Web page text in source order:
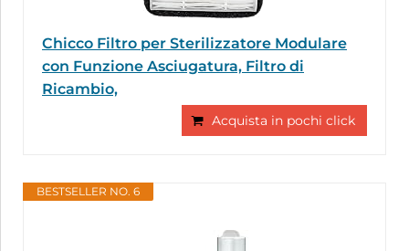
Chicco Filtro per Sterilizzatore Modulare
con Funzione Asciugatura, Filtro di
Ricambio,
Acquista in pochi click
BESTSELLER NO. 6